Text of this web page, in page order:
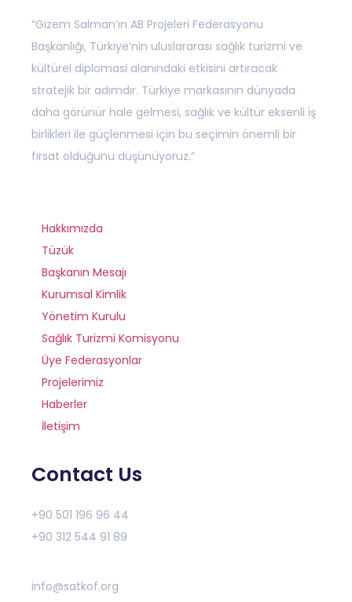
“Gizem Salman’ın AB Projeleri Federasyonu
Başkanlığı, Türkiye’nin uluslararası sağlık turizmi ve
kültürel diplomasi alanındaki etkisini artıracak
stratejik bir adımdır. Türkiye markasının dünyada
daha görünür hale gelmesi, sağlık ve kültür eksenli iş
birlikleri ile güçlenmesi için bu seçimin önemli bir
fırsat olduğunu düşünüyoruz.”
Hakkımızda
Tüzük
Başkanın Mesajı
Kurumsal Kimlik
Yönetim Kurulu
Sağlık Turizmi Komisyonu
Üye Federasyonlar
Projelerimiz
Haberler
İletişim
Contact Us
+90 501 196 96 44
+90 312 544 91 89
info@satkof.org